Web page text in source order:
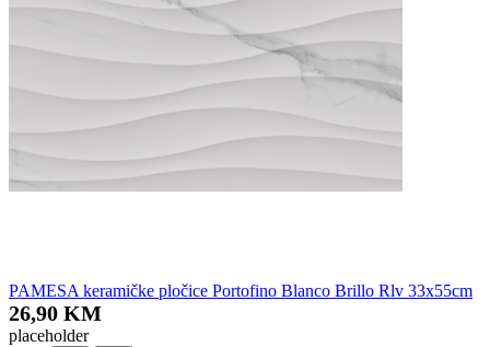
PAMESA keramičke pločice Portofino Blanco Brillo Rlv 33x55cm
26,90 KM
placeholder